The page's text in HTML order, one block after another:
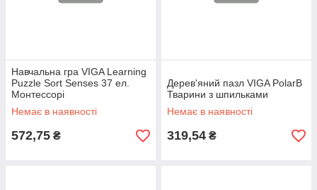
Навчальна гра VIGA Learning
Puzzle Sort Senses 37 ел.
Монтессорі
Немає в наявності
572,75 ₴
Дерев'яний пазл VIGA PolarB
Тварини з шпильками
Немає в наявності
319,54 ₴